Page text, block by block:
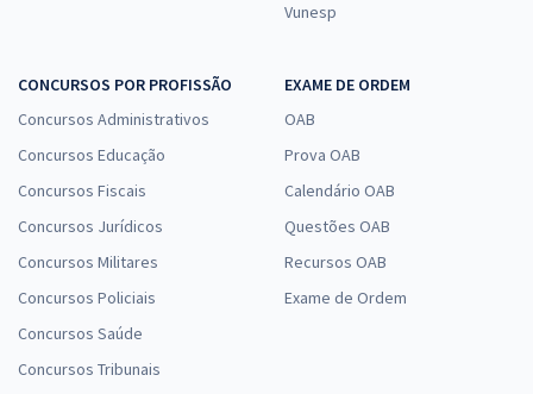
Vunesp
CONCURSOS POR PROFISSÃO
Concursos Administrativos
Concursos Educação
Concursos Fiscais
Concursos Jurídicos
Concursos Militares
Concursos Policiais
Concursos Saúde
Concursos Tribunais
EXAME DE ORDEM
OAB
Prova OAB
Calendário OAB
Questões OAB
Recursos OAB
Exame de Ordem